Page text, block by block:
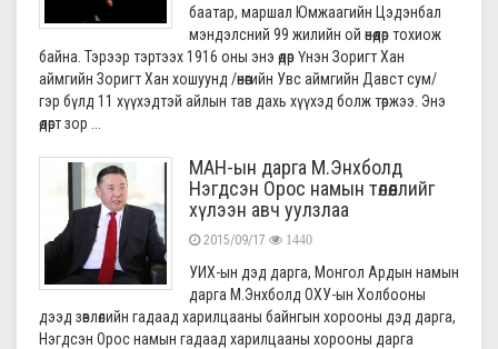
баатар, маршал Юмжаагийн Цэдэнбал
мэндэлсний 99 жилийн ой өнөөдөр тохиож
байна. Тэрээр тэртээх 1916 оны энэ өдөр Үнэн Зоригт Хан
аймгийн Зоригт Хан хошуунд /өнөөгийн Увс аймгийн Давст сум/
гэр бүлд 11 хүүхэдтэй айлын тав дахь хүүхэд болж төржээ. Энэ
өдөрт зор ...
МАН-ын дарга М.Энхболд
Нэгдсэн Орос намын төлөөллийг
хүлээн авч уулзлаа
2015/09/17 1440
УИХ-ын дэд дарга, Монгол Ардын намын
дарга М.Энхболд ОХУ-ын Холбооны
дээд зөвлөлийн гадаад харилцааны байнгын хорооны дэд дарга,
Нэгдсэн Орос намын гадаад харилцааны хорооны дарга